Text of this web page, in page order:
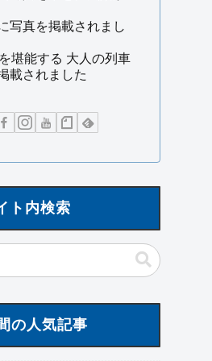
写真を掲載されまし
堪能する 大人の列車
載されました
ト内検索
の人気記事